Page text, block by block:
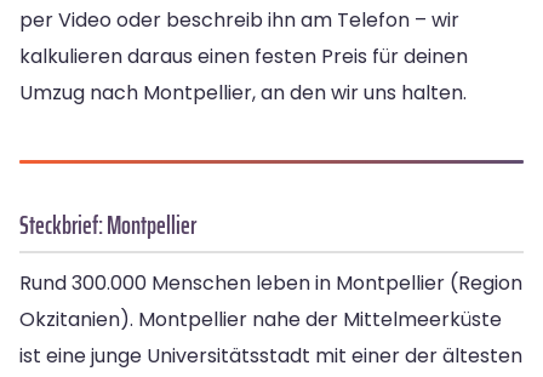
per Video oder beschreib ihn am Telefon – wir
kalkulieren daraus einen festen Preis für deinen
Umzug nach Montpellier, an den wir uns halten.
Steckbrief: Montpellier
Rund 300.000 Menschen leben in Montpellier (Region
Okzitanien). Montpellier nahe der Mittelmeerküste
ist eine junge Universitätsstadt mit einer der ältesten